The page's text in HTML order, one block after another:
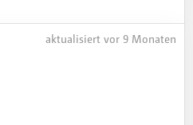
aktualisiert vor 9 Monaten